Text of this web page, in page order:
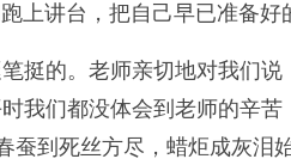
上讲台，把自己早已准备
挺的。老师亲切地对我们
我们都没体会到老师的辛
蚕到死丝方尽，蜡炬成灰泪